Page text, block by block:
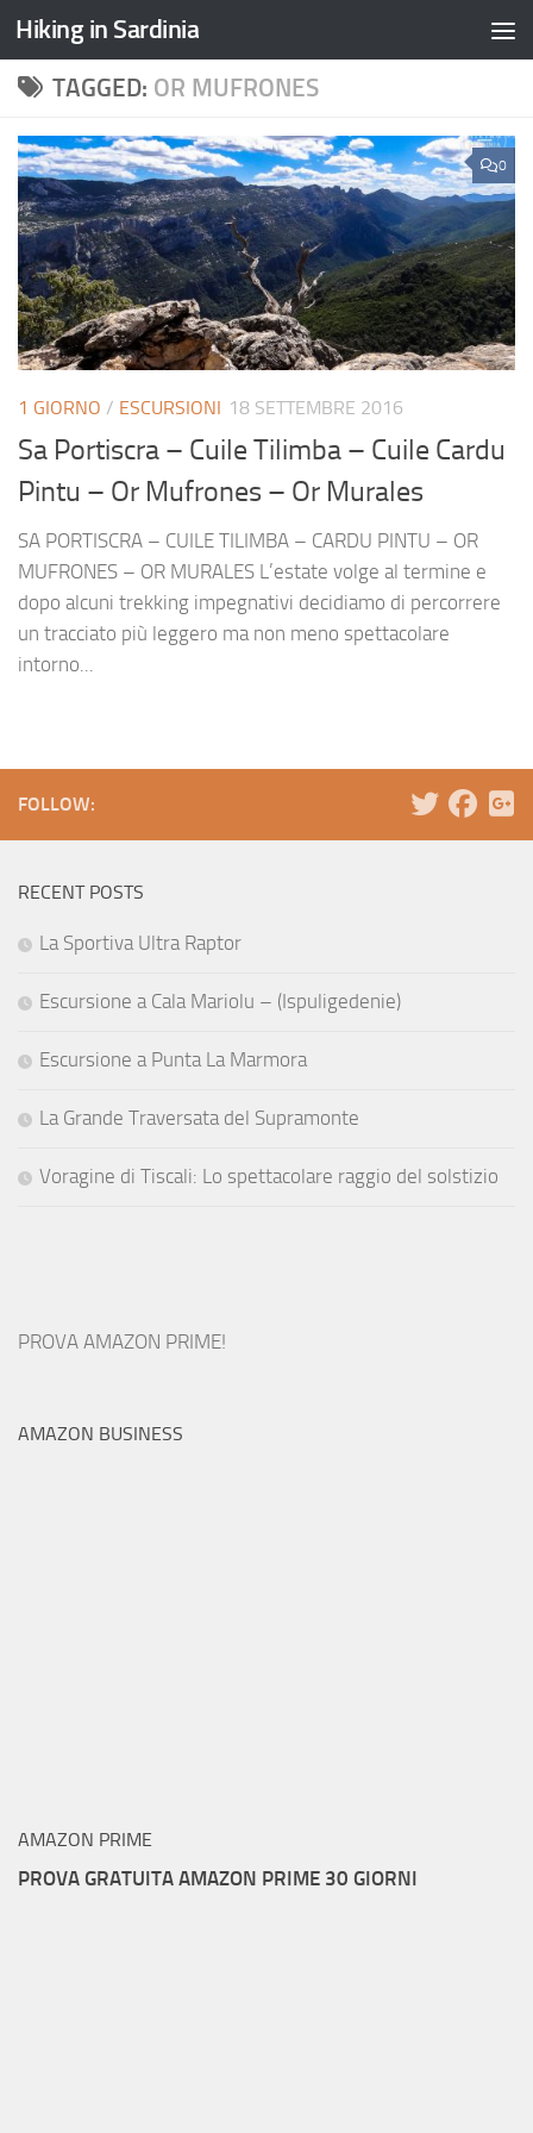
Hiking in Sardinia
TAGGED: OR MUFRONES
0
1 GIORNO / ESCURSIONI 18 SETTEMBRE 2016
Sa Portiscra – Cuile Tilimba – Cuile Cardu
Pintu – Or Mufrones – Or Murales
SA PORTISCRA – CUILE TILIMBA – CARDU PINTU – OR
MUFRONES – OR MURALES L’estate volge al termine e
dopo alcuni trekking impegnativi decidiamo di percorrere
un tracciato più leggero ma non meno spettacolare
intorno...
FOLLOW:
RECENT POSTS
La Sportiva Ultra Raptor
Escursione a Cala Mariolu – (Ispuligedenie)
Escursione a Punta La Marmora
La Grande Traversata del Supramonte
Voragine di Tiscali: Lo spettacolare raggio del solstizio
PROVA AMAZON PRIME!
AMAZON BUSINESS
AMAZON PRIME
PROVA GRATUITA AMAZON PRIME 30 GIORNI